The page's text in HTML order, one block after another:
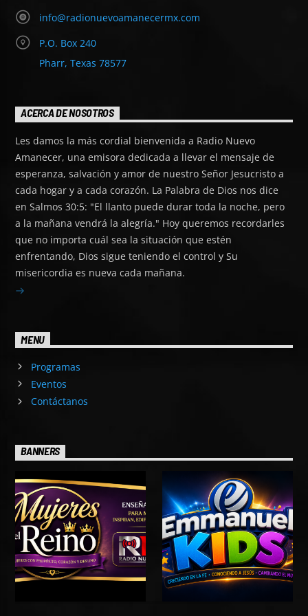
info@radionuevoamanecermx.com
P.O. Box 240
Pharr, Texas 78577
ACERCA DE NOSOTROS
Les damos la más cordial bienvenida a Radio Nuevo
Amanecer, una emisora dedicada a llevar el mensaje de
esperanza, salvación y amor de nuestro Señor Jesucristo a
cada hogar y a cada corazón. La Palabra de Dios nos dice
en Salmos 30:5: "El llanto puede durar toda la noche, pero
a la mañana vendrá la alegría." Hoy queremos recordarles
que no importa cuál sea la situación que estén
enfrentando, Dios sigue teniendo el control y Su
misericordia es nueva cada mañana.
MENU
Programas
Eventos
Contáctanos
BANNERS